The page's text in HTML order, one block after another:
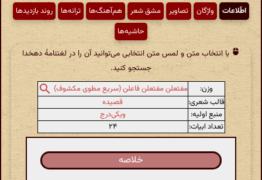
اطّلاعات واژگان تصاویر مشق شعر هم‌آهنگ‌ها ترانه‌ها
روند بازدیدها
حاشیه‌ها
با انتخاب متن و لمس متن انتخابی می‌توانید آن را در لغتنامهٔ دهخدا
جستجو کنید.
وزن:
مفتعلن مفتعلن فاعلن (سریع مطوی مکشوف)
قالب شعری:
قصیده
منبع اولیه:
ویکی‌درج
تعداد ابیات:
۲۴
خلاصه